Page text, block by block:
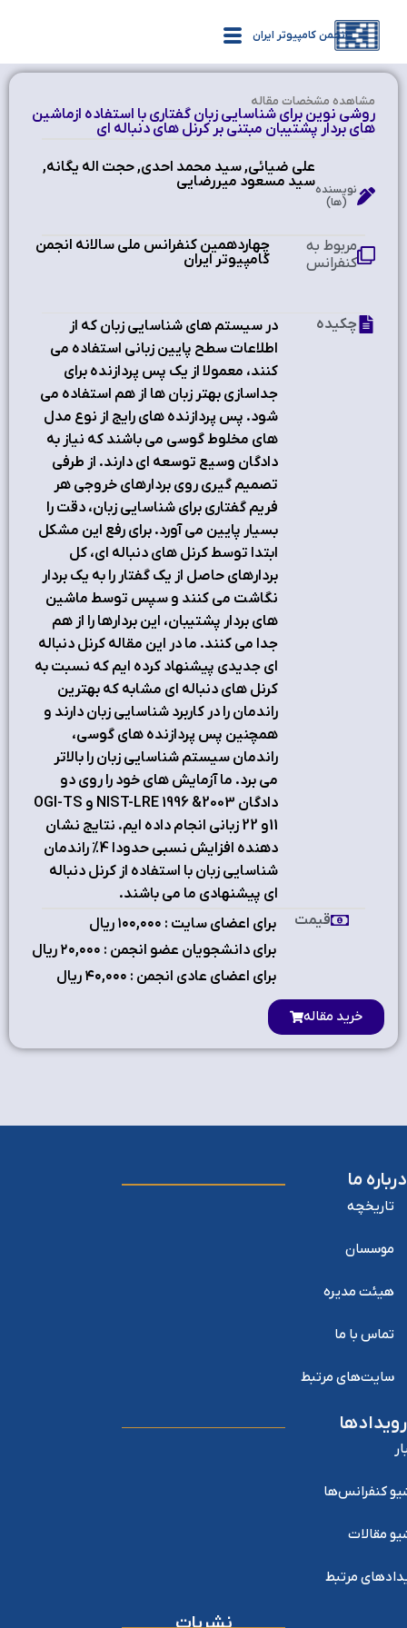
انجمن کامپیوتر ایران
مشاهده‌ مشخصات مقاله
روشي نوين براي شناسايي زبان گفتاري با استفاده ازماشين
هاي بردار پشتيبان مبتني بر كرنل هاي دنباله اي
علي ضيائي, سيد محمد احدي, حجت اله يگانه,
سيد مسعود ميررضايينویسنده
(ها)
چهاردهمین کنفرانس ملی سالانه انجمن
کامپیوتر ایران
مربوط به
کنفرانس
در سيستم هاي شناسايي زبان كه از
اطلاعات سطح پايين زباني استفاده مي
كنند، معمولا از يك پس پردازنده براي
جداسازي بهتر زبان ها از هم استفاده مي
شود. پس پردازنده هاي رايج از نوع مدل
هاي مخلوط گوسي مي باشند كه نياز به
دادگان وسيع توسعه اي دارند. از طرفي
تصميم گيري روي بردارهاي خروجي هر
فريم گفتاري براي شناسايي زبان، دقت را
بسيار پايين مي آورد. براي رفع اين مشكل
ابتدا توسط كرنل هاي دنباله اي، كل
بردارهاي حاصل از يك گفتار را به يك بردار
نگاشت مي كنند و سپس توسط ماشين
هاي بردار پشتيبان، اين بردارها را از هم
جدا مي كنند. ما در اين مقاله كرنل دنباله
اي جديدي پيشنهاد كرده ايم كه نسبت به
كرنل هاي دنباله اي مشابه كه بهترين
راندمان را در كاربرد شناسايي زبان دارند و
همچنين پس پردازنده هاي گوسي،
راندمان سيستم شناسايي زبان را بالاتر
مي برد. ما آزمايش هاي خود را روي دو
دادگان 2003& 1996 NIST-LRE و OGI-TS
11و 22 زباني انجام داده ايم. نتايج نشان
دهنده افزايش نسبي حدودا 4% راندمان
شناسايي زبان با استفاده از كرنل دنباله
اي پيشنهادي ما مي باشند.
چکیده
برای اعضای سایت : ۱٠٠,٠٠٠ ریال
برای دانشجویان عضو انجمن : ۲٠,٠٠٠ ریال
برای اعضای عادی انجمن : ۴٠,٠٠٠ ریال
قیمت
خرید مقاله
درباره ما
تاریخچه
موسسان
هیئت مدیره
تماس با ما
سایت‌های مرتبط
رویدادها
کنفرانس‌ها
مقالات
مرتبط